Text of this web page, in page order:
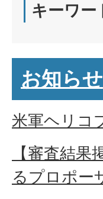
キーワー
お知らせ
米軍ヘリコ
【審査結
るプロポー